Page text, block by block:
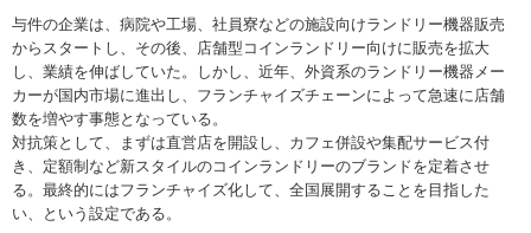
与件の企業は、病院や工場、社員寮などの施設向けランドリー機器販売
からスタートし、その後、店舗型コインランドリー向けに販売を拡大
し、業績を伸ばしていた。しかし、近年、外資系のランドリー機器メー
カーが国内市場に進出し、フランチャイズチェーンによって急速に店舗
数を増やす事態となっている。
対抗策として、まずは直営店を開設し、カフェ併設や集配サービス付
き、定額制など新スタイルのコインランドリーのブランドを定着させ
る。最終的にはフランチャイズ化して、全国展開することを目指した
い、という設定である。